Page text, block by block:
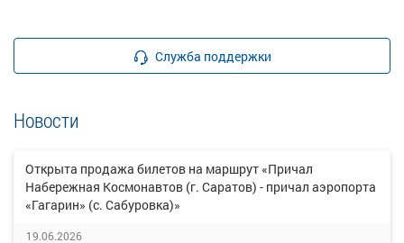
Служба поддержки
Новости
Открыта продажа билетов на маршрут «Причал
Набережная Космонавтов (г. Саратов) - причал аэропорта
«Гагарин» (с. Сабуровка)»
19.06.2026